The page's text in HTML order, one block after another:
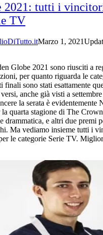
2021: tutti i
TV
Marzo 1, 2021
Globe 2021 sono riusciti a
per quanto riguarda le
finali sono stati esattamente
anche già visti a
la serata è evidentemente
quarta stagione di The
drammatica, e altri due premi
Ma vediamo insieme tutti i
le categorie Serie TV.